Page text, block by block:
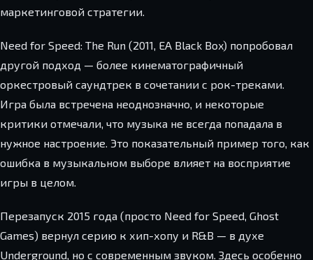
маркетинговой стратегии.
Need for Speed: The Run (2011, EA Black Box) попробовал
другой подход — более кинематографичный
оркестровый саундтрек в сочетании с рок-треками.
Игра была встречена неоднозначно, и некоторые
критики отмечали, что музыка не всегда попадала в
нужное настроение. Это показательный пример того, как
ошибка в музыкальном выборе влияет на восприятие
игры в целом.
Перезапуск 2015 года (просто Need for Speed, Ghost
Games) вернул серию к хип-хопу и R&B — в духе
Underground, но с современным звуком. Здесь особенно